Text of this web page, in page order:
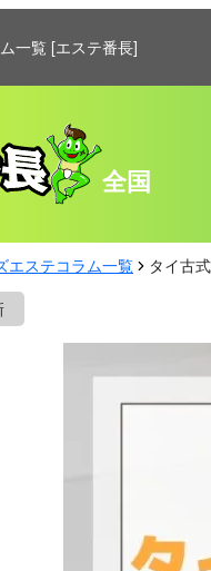
一覧 [エステ番長]
全国
エステコラム一覧
タイ古